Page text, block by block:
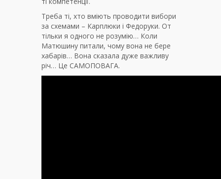
Треба ті, хто вміють проводити вибори
за схемами – Карплюки і Федоруки. От
тільки я одного не розумію… Коли
Матюшину питали, чому вона не бере
хабарів… Вона сказала дуже важливу
річ… Це САМОПОВАГА.